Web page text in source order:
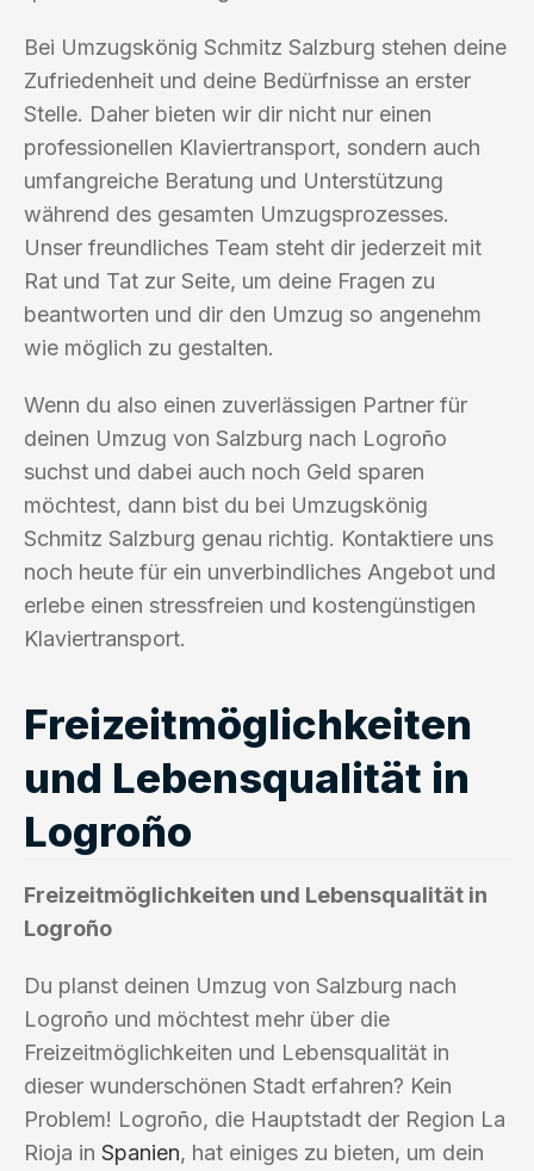
Bei Umzugskönig Schmitz Salzburg stehen deine
Zufriedenheit und deine Bedürfnisse an erster
Stelle. Daher bieten wir dir nicht nur einen
professionellen Klaviertransport, sondern auch
umfangreiche Beratung und Unterstützung
während des gesamten Umzugsprozesses.
Unser freundliches Team steht dir jederzeit mit
Rat und Tat zur Seite, um deine Fragen zu
beantworten und dir den Umzug so angenehm
wie möglich zu gestalten.
Wenn du also einen zuverlässigen Partner für
deinen Umzug von Salzburg nach Logroño
suchst und dabei auch noch Geld sparen
möchtest, dann bist du bei Umzugskönig
Schmitz Salzburg genau richtig. Kontaktiere uns
noch heute für ein unverbindliches Angebot und
erlebe einen stressfreien und kostengünstigen
Klaviertransport.
Freizeitmöglichkeiten
und Lebensqualität in
Logroño
Freizeitmöglichkeiten und Lebensqualität in
Logroño
Du planst deinen Umzug von Salzburg nach
Logroño und möchtest mehr über die
Freizeitmöglichkeiten und Lebensqualität in
dieser wunderschönen Stadt erfahren? Kein
Problem! Logroño, die Hauptstadt der Region La
Rioja in Spanien, hat einiges zu bieten, um dein